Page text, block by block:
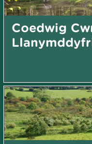
Coedwig